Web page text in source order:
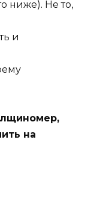
ниже). Не то,
и
на